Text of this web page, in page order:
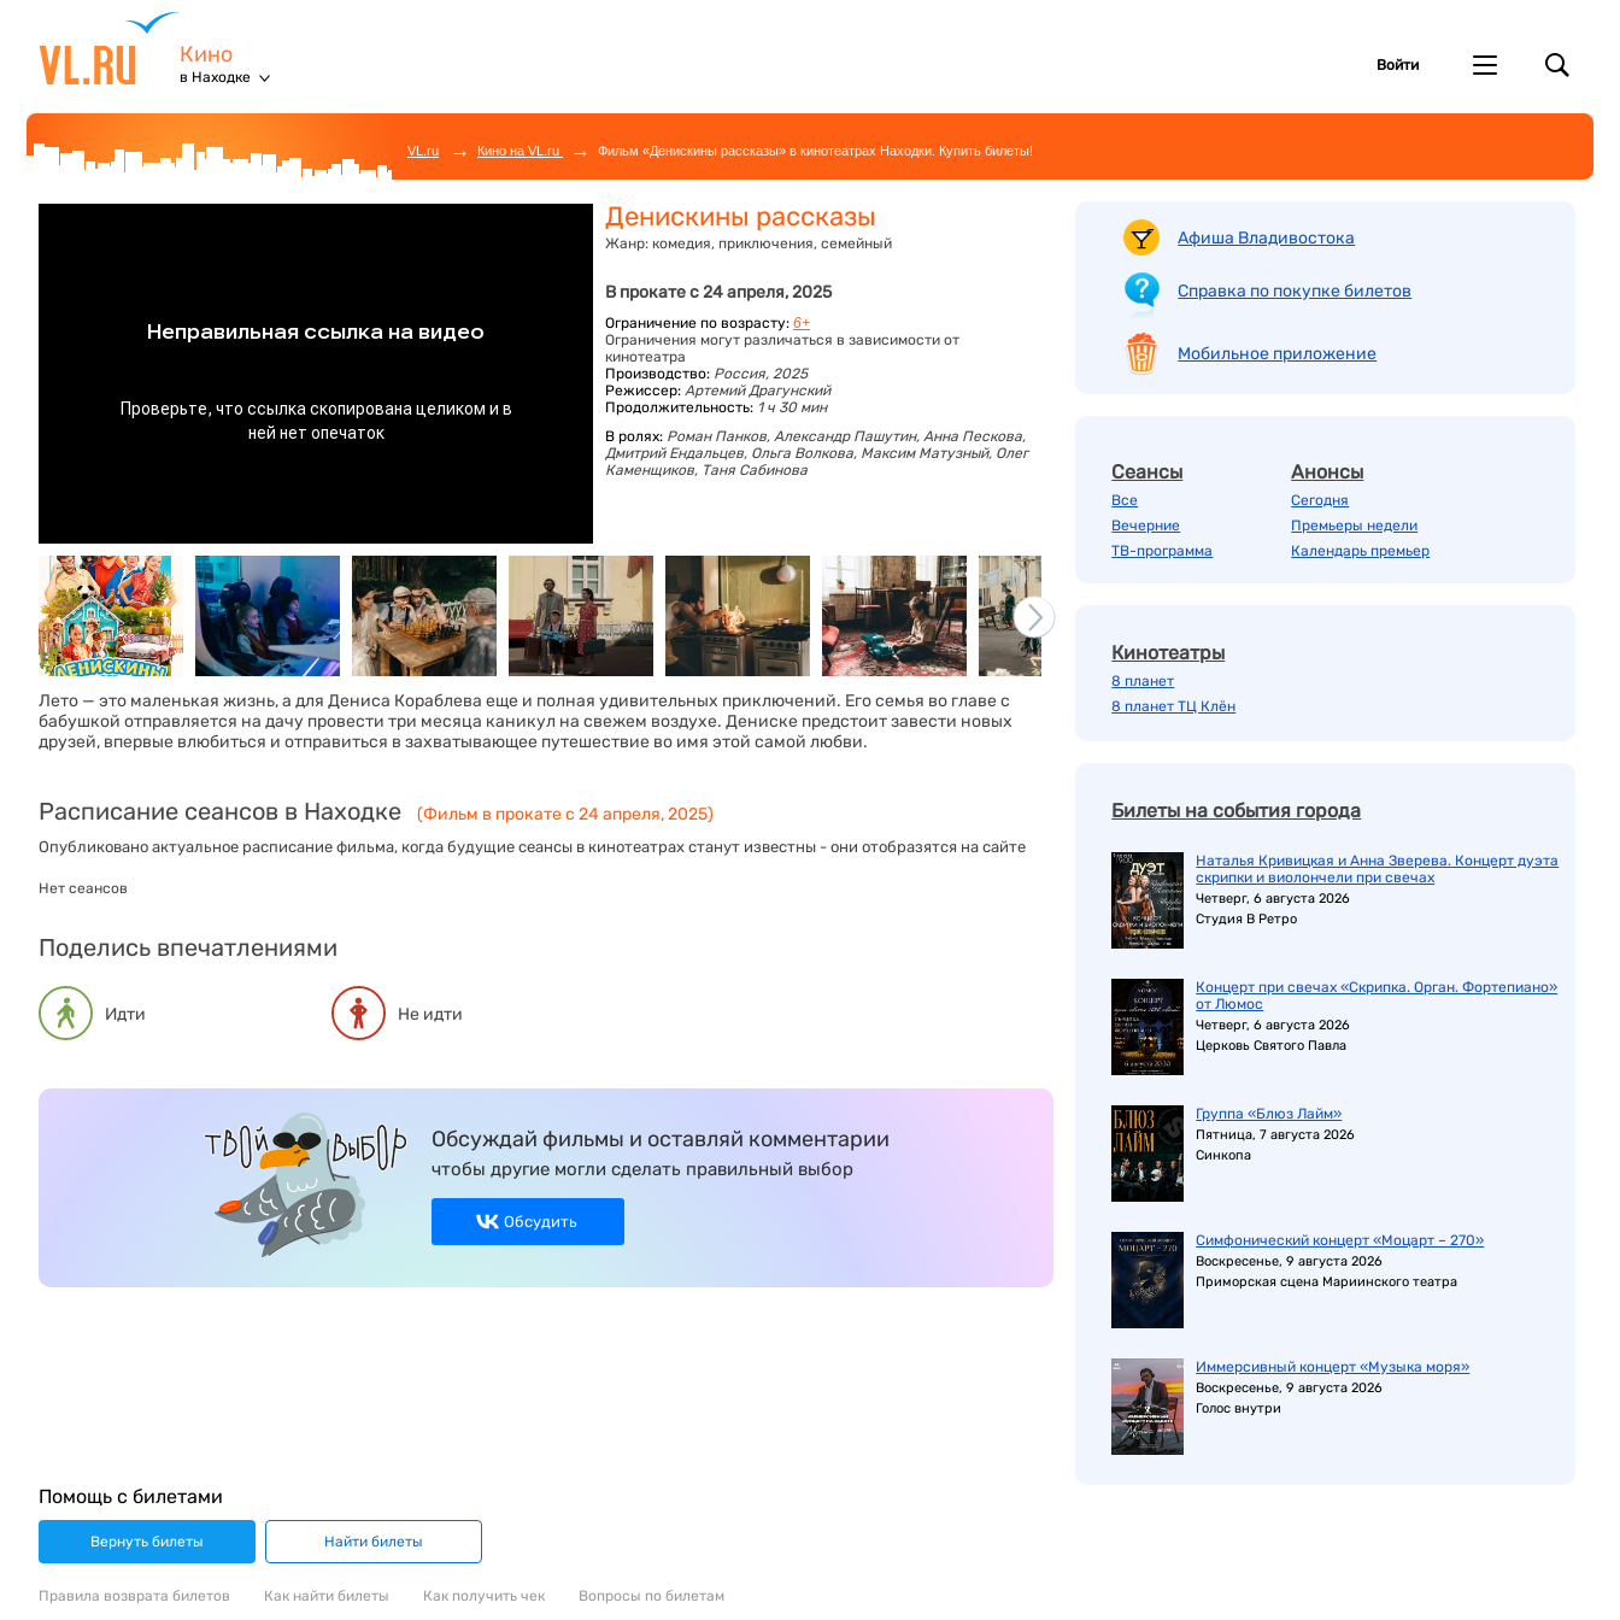
Кино
в Находке
Войти
VL.ru → Кино на VL.ru → Фильм «Денискины рассказы» в кинотеатрах Находки. Купить билеты!
Денискины рассказы
Жанр: комедия, приключения, семейный
В прокате с 24 апреля, 2025
Ограничение по возрасту: 6+
Ограничения могут различаться в зависимости от
кинотеатра
Производство: Россия, 2025
Режиссер: Артемий Драгунский
Продолжительность: 1 ч 30 мин
В ролях: Роман Панков, Александр Пашутин, Анна Пескова,
Дмитрий Ендальцев, Ольга Волкова, Максим Матузный, Олег
Каменщиков, Таня Сабинова
Лето — это маленькая жизнь, а для Дениса Кораблева еще и полная удивительных приключений. Его семья во главе с
бабушкой отправляется на дачу провести три месяца каникул на свежем воздухе. Дениске предстоит завести новых
друзей, впервые влюбиться и отправиться в захватывающее путешествие во имя этой самой любви.
Расписание сеансов в Находке (Фильм в прокате с 24 апреля, 2025)
Опубликовано актуальное расписание фильма, когда будущие сеансы в кинотеатрах станут известны - они отобразятся на сайте
Нет сеансов
Поделись впечатлениями
Идти Не идти
Обсуждай фильмы и оставляй комментарии
чтобы другие могли сделать правильный выбор
Обсудить
Афиша Владивостока
Справка по покупке билетов
Мобильное приложение
Сеансы
Все
Вечерние
ТВ-программа
Анонсы
Сегодня
Премьеры недели
Календарь премьер
Кинотеатры
8 планет
8 планет ТЦ Клён
Билеты на события города
Наталья Кривицкая и Анна Зверева. Концерт дуэта
скрипки и виолончели при свечах
Четверг, 6 августа 2026
Студия В Ретро
Концерт при свечах «Скрипка. Орган. Фортепиано»
от Люмос
Четверг, 6 августа 2026
Церковь Святого Павла
Группа «Блюз Лайм»
Пятница, 7 августа 2026
Синкопа
Симфонический концерт «Моцарт – 270»
Воскресенье, 9 августа 2026
Приморская сцена Мариинского театра
Иммерсивный концерт «Музыка моря»
Воскресенье, 9 августа 2026
Голос внутри
Помощь с билетами
Вернуть билеты Найти билеты
Правила возврата билетов Как найти билеты Как получить чек Вопросы по билетам